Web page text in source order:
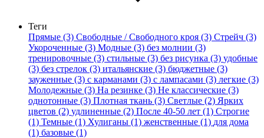
Теги
Прямые (3) Свободные / Свободного кроя (3) Стрейч (3)
Укороченные (3) Модные (3) без молнии (3)
тренировочные (3) стильные (3) без рисунка (3) удобные
(3) без стрелок (3) итальянские (3) бюджетные (3)
зауженные (3) с карманами (3) с лампасами (3) легкие (3)
Молодежные (3) На резинке (3) Не классические (3)
однотонные (3) Плотная ткань (3) Светлые (2) Ярких
цветов (2) удлиненные (2) После 40-50 лет (1) Строгие
(1) Темные (1) Хулиганы (1) женственные (1) для дома
(1) базовые (1)